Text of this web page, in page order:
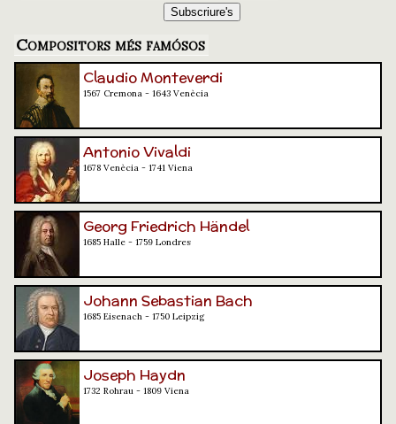
Compositors més famósos
Claudio Monteverdi
1567 Cremona - 1643 Venècia
Antonio Vivaldi
1678 Venècia - 1741 Viena
Georg Friedrich Händel
1685 Halle - 1759 Londres
Johann Sebastian Bach
1685 Eisenach - 1750 Leipzig
Joseph Haydn
1732 Rohrau - 1809 Viena